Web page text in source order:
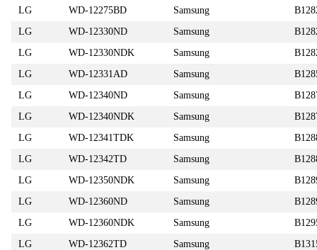
LG
WD-12275BD Samsung
LG
WD-12330ND Samsung
LG
WD-12330NDK Samsung
LG
WD-12331AD Samsung
LG
WD-12340ND Samsung
LG
WD-12340NDK Samsung
LG
WD-12341TDK Samsung
LG
WD-12342TD Samsung
LG
WD-12350NDK Samsung
LG
WD-12360ND Samsung
LG
WD-12360NDK Samsung
LG
WD-12362TD Samsung